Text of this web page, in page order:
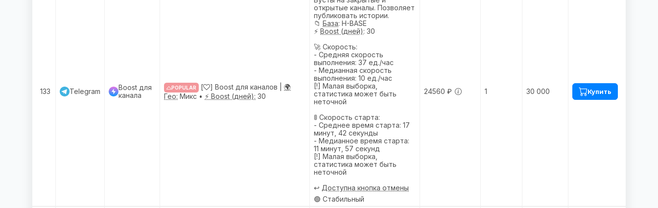
133 Telegram
Boost для
канала
POPULAR [ ] Boost для каналов | 🌍
Гео: Микс • ⚡ Boost (дней): 30
открытые каналы. Позволяет
публиковать истории.
📁 База: H-BASE
⚡ Boost (дней): 30
🚀 Скорость:
- Средняя скорость
выполнения: 37 ед./час
- Медианная скорость
выполнения: 10 ед./час
[!] Малая выборка,
статистика может быть
неточной
🚦 Скорость старта:
- Среднее время старта: 17
минут, 42 секунды
- Медианное время старта:
11 минут, 57 секунд
[!] Малая выборка,
статистика может быть
неточной
↩️ Доступна кнопка отмены
🟢 Стабильный
24560 ₽ 1 30 000 Купить